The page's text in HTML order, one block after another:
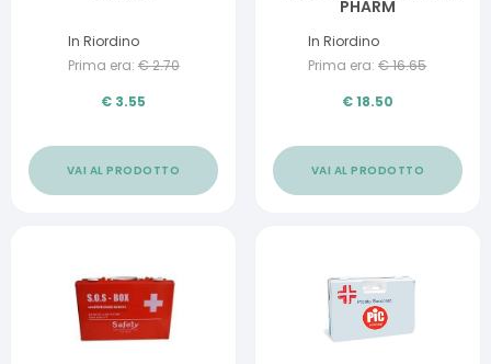
In Riordino
Prima era: €2.70
€ 3.55
VAI AL PRODOTTO
PHARM
In Riordino
Prima era: €16.65
€18.50
VAI AL PRODOTTO